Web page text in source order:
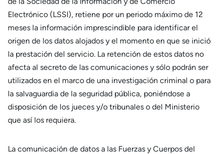
Electrónico (LSSI), retiene por un periodo máximo de 12
meses la información imprescindible para identificar el
origen de los datos alojados y el momento en que se inició
la prestación del servicio. La retención de estos datos no
afecta al secreto de las comunicaciones y sólo podrán ser
utilizados en el marco de una investigación criminal o para
la salvaguardia de la seguridad pública, poniéndose a
disposición de los jueces y/o tribunales o del Ministerio
que así los requiera.
La comunicación de datos a las Fuerzas y Cuerpos del